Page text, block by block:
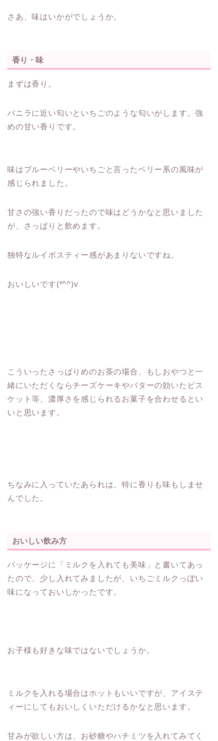
さあ、味はいかがでしょうか。
香り・味
まずは香り。
バニラに近い匂いといちごのような匂いがします。強
めの甘い香りです。
味はブルーベリーやいちごと言ったベリー系の風味が
感じられました。
甘さの強い香りだったので味はどうかなと思いました
が、さっぱりと飲めます。
独特なルイボスティー感があまりないですね。
おいしいです(*^^)v
こういったさっぱりめのお茶の場合、もしおやつと一
緒にいただくならチーズケーキやバターの効いたビス
ケット等、濃厚さを感じられるお菓子を合わせるとい
いと思います。
ちなみに入っていたあられは、特に香りも味もしませ
んでした。
おいしい飲み方
パッケージに「ミルクを入れても美味」と書いてあっ
たので、少し入れてみましたが、いちごミルクっぽい
味になっておいしかったです。
お子様も好きな味ではないでしょうか。
ミルクを入れる場合はホットもいいですが、アイステ
ィーにしてもおいしくいただけるかなと思います。
甘みが欲しい方は、お砂糖やハチミツを入れてみてく